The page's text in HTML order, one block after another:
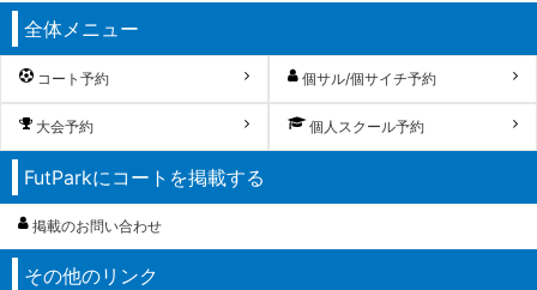
全体メニュー
コート予約 個サル/個サイチ予約
大会予約 個人スクール予約
FutParkにコートを掲載する
掲載のお問い合わせ
その他のリンク